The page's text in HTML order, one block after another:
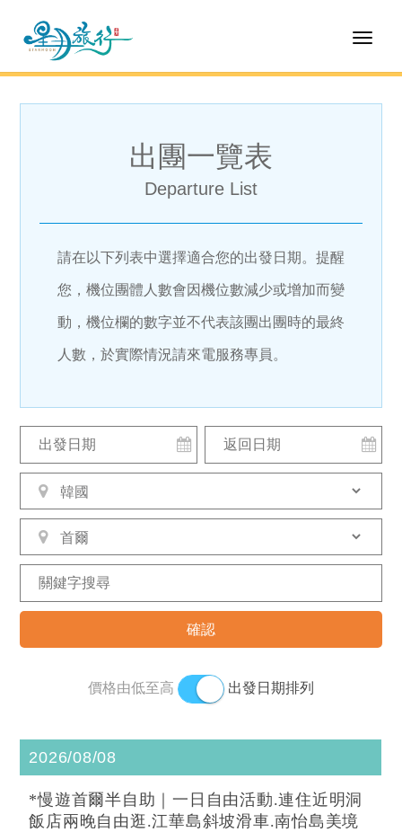
出團一覽表
Departure List
請在以下列表中選擇適合您的出發日期。提醒
您，機位團體人數會因機位數減少或增加而變
動，機位欄的數字並不代表該團出團時的最終
人數，於實際情況請來電服務專員。
價格由低至高 出發日期排列
2026/08/08
*慢遊首爾半自助｜一日自由活動.連住近明洞
飯店兩晚自由逛.江華島斜坡滑車.南怡島美境